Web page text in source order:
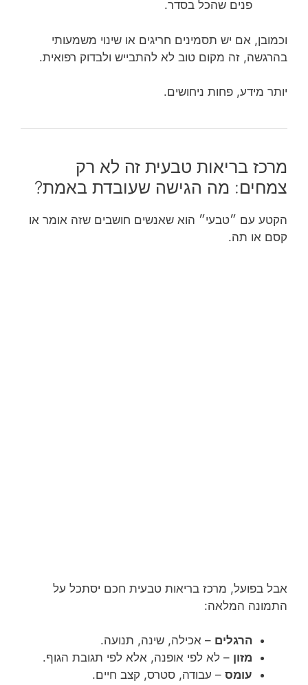
פנים שהכל בסדר.
וכמובן, אם יש תסמינים חריגים או שינוי משמעותי
בהרגשה, זה מקום טוב לא להתבייש ולבדוק רפואית.
יותר מידע, פחות ניחושים.
מרכז בריאות טבעית זה לא רק
צמחים: מה הגישה שעובדת באמת?
הקטע עם ״טבעי״ הוא שאנשים חושבים שזה אומר או
קסם או תה.
אבל בפועל, מרכז בריאות טבעית חכם יסתכל על
התמונה המלאה:
הרגלים – אכילה, שינה, תנועה.
מזון – לא לפי אופנה, אלא לפי תגובת הגוף.
עומס – עבודה, סטרס, קצב חיים.